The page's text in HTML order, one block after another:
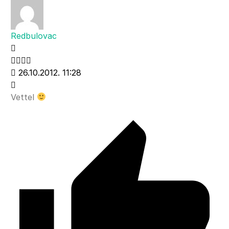
Redbulovac
26.10.2012. 11:28
Vettel